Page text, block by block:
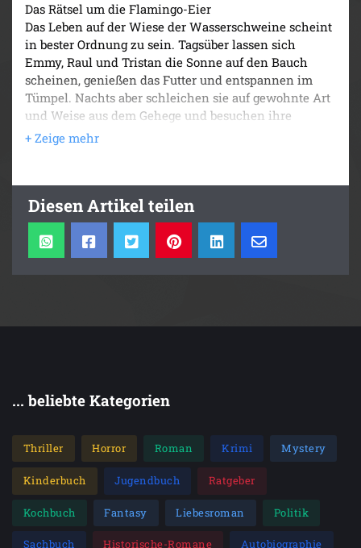
Das Rätsel um die Flamingo-Eier
Das Leben auf der Wiese der Wasserschweine scheint
in bester Ordnung zu sein. Tagsüber lassen sich
Emmy, Raul und Tristan die Sonne auf den Bauch
scheinen, genießen das Futter und entspannen im
Tümpel. Nachts aber schleichen sie auf gewohnte Art
und Weise aus dem Gehege und besuchen ihre
Freunde außerhalb.
Doch da verbreitet sich eine Schreckensnachricht
unter den Flamingos gewütet! Mehrere Tiere sollen
verschwunden sein. Wer würde so etwas nur tun?
Und wo stecken die verschwundenen Vögel? Emmy,
Raul und Tristan machen sich auf die Suche ...
- Witziger Vorlesetitel für die ganze Familie mit
Die Bände sind unabhängig voneinander lesbar.
Diesen Artikel teilen
... beliebte Kategorien
Thriller Horror Roman Krimi Mystery
Kinderbuch Jugendbuch Ratgeber
Kochbuch Fantasy Liebesroman Politik
Sachbuch Historische-Romane Autobiographie